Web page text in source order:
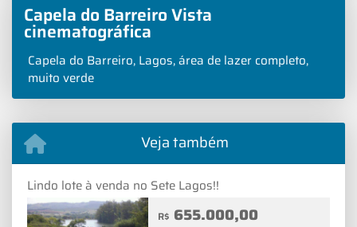
Capela do Barreiro Vista
cinematográfica
Capela do Barreiro, Lagos, área de lazer completo,
muito verde
Veja também
Lindo lote à venda no Sete Lagos!!
R$ 655.000,00